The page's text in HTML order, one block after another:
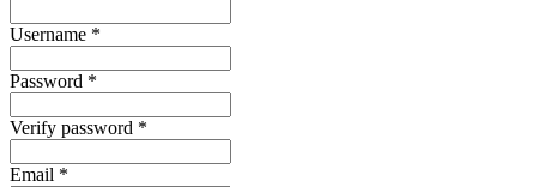
Username *
Password *
Verify password *
Email *